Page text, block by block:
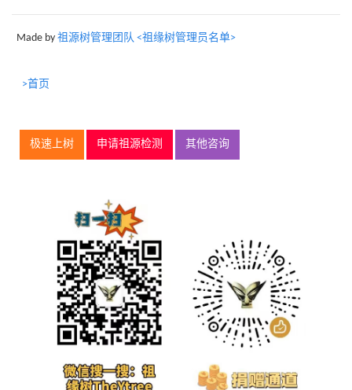
Made by 祖源树管理团队 <祖缘树管理员名单>
>首页
极速上树 申请祖源检测 其他咨询